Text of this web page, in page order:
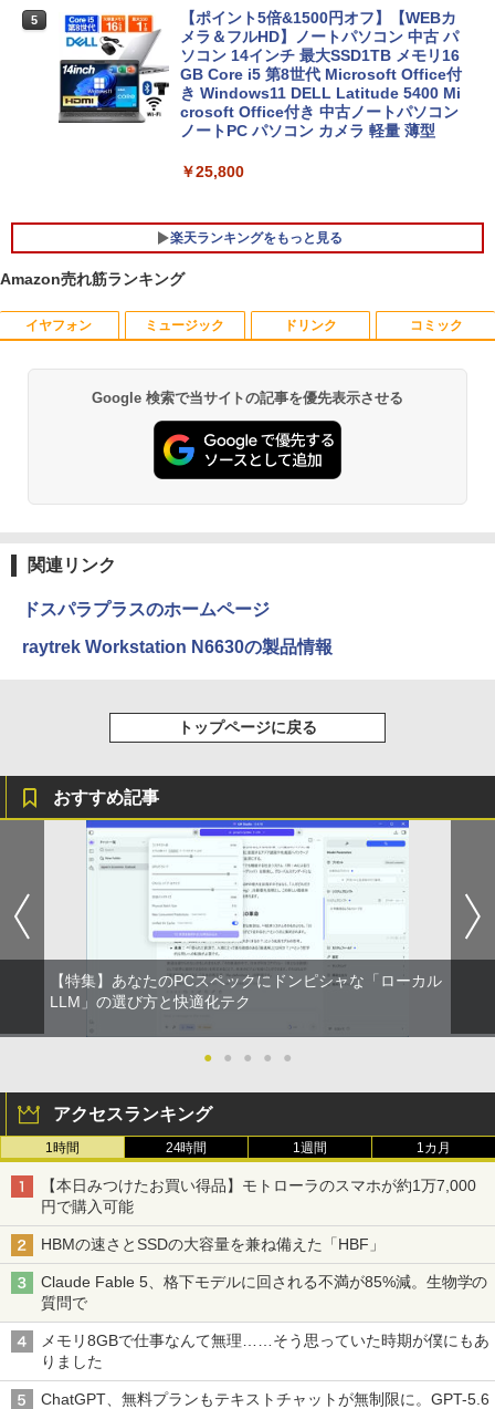
5
【ポイント5倍&1500円オフ】【WEBカ
メラ＆フルHD】ノートパソコン 中古 パ
ソコン 14インチ 最大SSD1TB メモリ16
GB Core i5 第8世代 Microsoft Office付
き Windows11 DELL Latitude 5400 Mi
crosoft Office付き 中古ノートパソコン
ノートPC パソコン カメラ 軽量 薄型
￥25,800
楽天ランキングをもっと見る
1
【おまかせPC】 デスクトップパソコン
/ 8GB以上 / SSD/HDDストレージ選択式
有名メーカー（DELL HP 富士通 NEC レ
ノボ）からご提供 中古 省スペースデスク
トップ Windows11 Office付き 設定済み
ですぐ使えるPC
2
第8世代 | Core i5 8500 3.0(〜最大4.1)G
VDマルチ | 無線LAN:なし | Win11Pro64
3
第10世代 フルHD 安心サポート 仕事用
液晶セット Windows11 Pro EPSON En
deavor AT997/E Core i5 16GB 22インチ
中古 パソコン デスクトップパソコン
￥45,999
【正規永久版Office付き】ミニpc 【Intel
ini pc Windows11 Pro 超軽量 4コア/4ス
レッド 2.9GHz ミニパソコン 静音 M.2 2
2画面出力 デスクトップPC みにpc 省エ
ネ オフィス高速起動 省電力 静音設計
￥49,800
5
デスクトップパソコン デル DELL optipl
ex 3070SF Micro 9世代 Core i5 メモリ8
GB 16GB SSD256GB HDMI office Win
dows11 pro Win11 4K 対応 ミニPC デ
古パソコン 1186aR 10249091
1
厳選大手メーカー 中古 パソコンモニター
イド epson dell nec 富士通 acer io-dat
a 等 中古モニター 22 pcモニター 液晶デ
ィスプレイ 液晶モニタ pcモニタ ワイド
モニター 店長おまかせ メーカーおまかせ
福袋 【中古】【あす楽】
2
カー内蔵 中古ディスプレイ
￥6,600
【中古】【液晶モニター】NEC 24型ワイ
ド液晶ディスプレイ LCD-AS241F 3辺
￥7,480
【500円OFFクーポン配布中】モバイル
モニター 15.6 インチ フルHD モニター
デュアルディスプレイ ポータブル モバイ
ルディスプレイ 高画質 液晶 IPSパネル
セカンド サブモニター 薄型 軽量 家庭用
テレワーク スマートフォン
￥9,999
5
【公式・メーカー直販・送料無料】モニ
ター 新品 フルHD HP Series 3 Pro 322p
e 21.45インチFHDモニター IPS 21.5型
角度調整 VESA 100Hz 液晶 HDMI VGA P
S5 Switch 3年保証 転送不可 (型番：AK2
￥11,280
1
キングダム 80 （ヤングジャンプコミッ
￥770
されかけたがギフト『無限ガチャ』でレ
￥792
￥924
施設基準パーフェクトブック 2026年度
版 [ 一般社団法人日本施設基準管理士協
会 ]
￥22,000
小学館 学習まんがシリーズ 学習まんが世
￥22,638
Amazon売れ筋ランキング
イヤフォン
Anker Soundcore P40i ブラック
￥7,990
￥14,990
【2026年アップグレード版】AOKIMI ワイヤ
レスイヤホン bluetooth イヤホン V12 小型
軽量 ブルートゥースHi-Fi 最大36時間再生 ぶ
るーとゅーす コードレス ENCノイズキャン
セリング 自動ペアリング Type-C充電 マイク
付き 防水 タッチ式音量調整 スポーツ/通勤/通
学/WEB会議(ホワイト)
￥1,964
Xiaomi シャオミ REDMI Buds 8 Lite ワイヤ
レスイヤホン Bluetooth 5.4 ノイズキャンセ
￥3,480
ミュージック
BRUCE WAYNE feat. Flo Milli, ATL Jacob
[Explicit]
￥250
￥250
￥250
On My Road (Stadium ver.)
￥250
BUGS LIFE
￥250
ドリンク
【Amazon.co.jp限定】 い・ろ・は・す 2L P
ET ラベルレス ×8本
￥1,112
ットル (Smart Basic)
￥1,380
￥1,117
by Amazon 炭酸水 ラベルレス 500ml ×24本
強炭酸水 ペットボトル 500ミリリットル (Sm
art Basic)
￥1,625
コカ・コーラ やかんの麦茶 from 爽健美茶 ラ
ベルレス 650mlPET×24本
コミック
薬屋のひとりごと 17巻 (デジタル版ビッグガ
ンガンコミックス)
￥770
￥832
￥594
HUNTER×HUNTER モノクロ版 39 (ジャンプ
コミックスDIGITAL)
￥572
スーパーの裏でヤニ吸うふたり 9巻 (デジタル
版ビッグガンガンコミックス)
￥810
Google 検索で当サイトの記事を優先表示させる
関連リンク
ドスパラプラスのホームページ
raytrek Workstation N6630の製品情報
トップページに戻る
おすすめ記事
【特集】あなたのPCスペックにドンピシャな「ローカル
LLM」の選び方と快適化テク
● ● ● ● ●
アクセスランキング
1時間 24時間 1週間 1カ月
【本日みつけたお買い得品】モトローラのスマホが約1万7,000
円で購入可能
HBMの速さとSSDの大容量を兼ね備えた「HBF」
Claude Fable 5、格下モデルに回される不満が85%減。生物学の
質問で
メモリ8GBで仕事なんて無理……そう思っていた時期が僕にもあ
りました
ChatGPT、無料プランもテキストチャットが無制限に。GPT-5.6